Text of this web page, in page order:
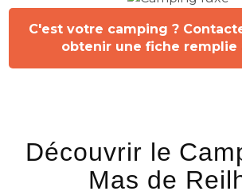
Découvrir le
Mas de
C'est votre camping ?
obtenir une fiche remplie